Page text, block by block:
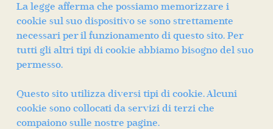
La legge afferma che possiamo memorizzare i
cookie sul suo dispositivo se sono strettamente
necessari per il funzionamento di questo sito. Per
tutti gli altri tipi di cookie abbiamo bisogno del suo
permesso.
Questo sito utilizza diversi tipi di cookie. Alcuni
cookie sono collocati da servizi di terzi che
compaiono sulle nostre pagine.